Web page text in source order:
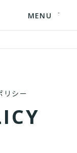
MENU
リシー
ICY